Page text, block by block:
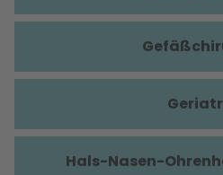
Hals-Nasen-